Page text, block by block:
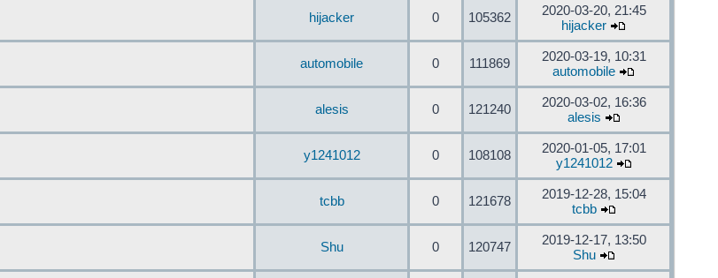
hijacker 0 105362
2020-03-20, 21:45
hijacker
automobile 0 111869
2020-03-19, 10:31
automobile
alesis 0 121240
2020-03-02, 16:36
alesis
y1241012 0 108108
2020-01-05, 17:01
y1241012
tcbb 0 121678
2019-12-28, 15:04
tcbb
Shu 0 120747
2019-12-17, 13:50
Shu